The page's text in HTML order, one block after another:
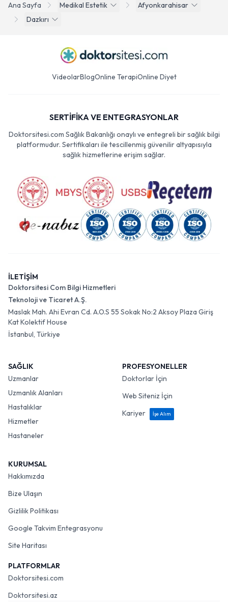
Ana Sayfa Medikal Estetik
Afyonkarahisar
Dazkırı
VideolarBlogOnline TerapiOnline Diyet
SERTİFİKA VE ENTEGRASYONLAR
Doktorsitesi.com Sağlık Bakanlığı onaylı ve entegreli bir sağlık bilgi
platformudur. Sertifikaları ile tescillenmiş güvenilir altyapısıyla
sağlık hizmetlerine erişim sağlar.
İLETİŞİM
Doktorsitesi Com Bilgi Hizmetleri
Teknoloji ve Ticaret A.Ş.
Maslak Mah. Ahi Evran Cd. A.O.S 55 Sokak No:2 Aksoy Plaza Giriş
Kat Kolektif House
İstanbul, Türkiye
SAĞLIK
Uzmanlar
Uzmanlık Alanları
Hastalıklar
Hizmetler
Hastaneler
PROFESYONELLER
Doktorlar İçin
Web Siteniz İçin
Kariyer
İşe Alım
KURUMSAL
Hakkımızda
Bize Ulaşın
Gizlilik Politikası
Google Takvim Entegrasyonu
Site Haritası
PLATFORMLAR
Doktorsitesi.com
Doktorsitesi.az